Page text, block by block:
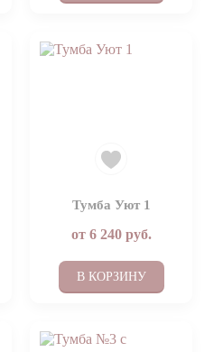
Тумба Уют 1
от 6 240руб.
В КОРЗИНУ